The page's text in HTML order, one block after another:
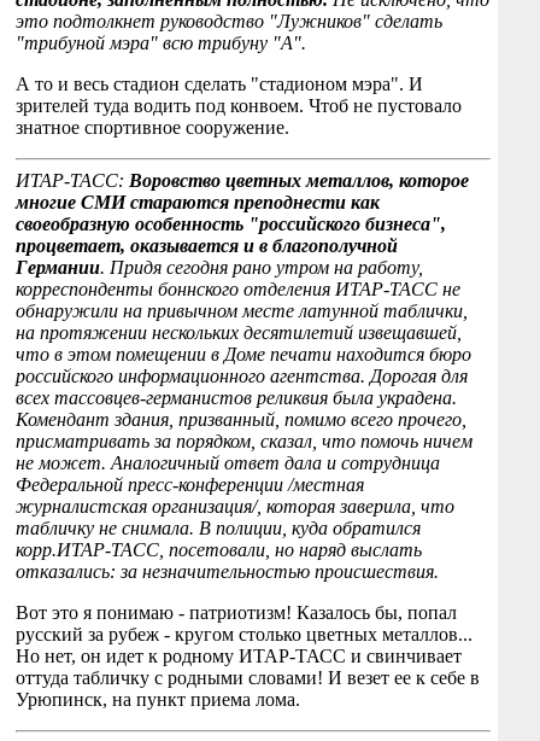
это подтолкнет руководство "Лужников" сделать
"трибуной мэра" всю трибуну "А".
А то и весь стадион сделать "стадионом мэра". И
зрителей туда водить под конвоем. Чтоб не пустовало
знатное спортивное сооружение.
ИТАР-ТАСС: Воровство цветных металлов, которое
многие СМИ стараются преподнести как
своеобразную особенность "российского бизнеса",
процветает, оказывается и в благополучной
Германии. Придя сегодня рано утром на работу,
корреспонденты боннского отделения ИТАР-ТАСС не
обнаружили на привычном месте латунной таблички,
на протяжении нескольких десятилетий извещавшей,
что в этом помещении в Доме печати находится бюро
российского информационного агентства. Дорогая для
всех тассовцев-германистов реликвия была украдена.
Комендант здания, призванный, помимо всего прочего,
присматривать за порядком, сказал, что помочь ничем
не может. Аналогичный ответ дала и сотрудница
Федеральной пресс-конференции /местная
журналистская организация/, которая заверила, что
табличку не снимала. В полиции, куда обратился
корр.ИТАР-ТАСС, посетовали, но наряд выслать
отказались: за незначительностью происшествия.
Вот это я понимаю - патриотизм! Казалось бы, попал
русский за рубеж - кругом столько цветных металлов...
Но нет, он идет к родному ИТАР-ТАСС и свинчивает
оттуда табличку с родными словами! И везет ее к себе в
Урюпинск, на пункт приема лома.